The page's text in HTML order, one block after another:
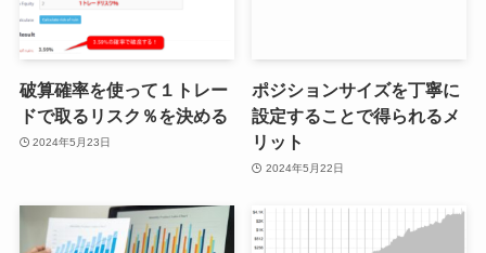
破算確率を使って１トレー
ドで取るリスク％を決める
2024年5月23日
ポジションサイズを丁寧に
設定することで得られるメ
リット
2024年5月22日